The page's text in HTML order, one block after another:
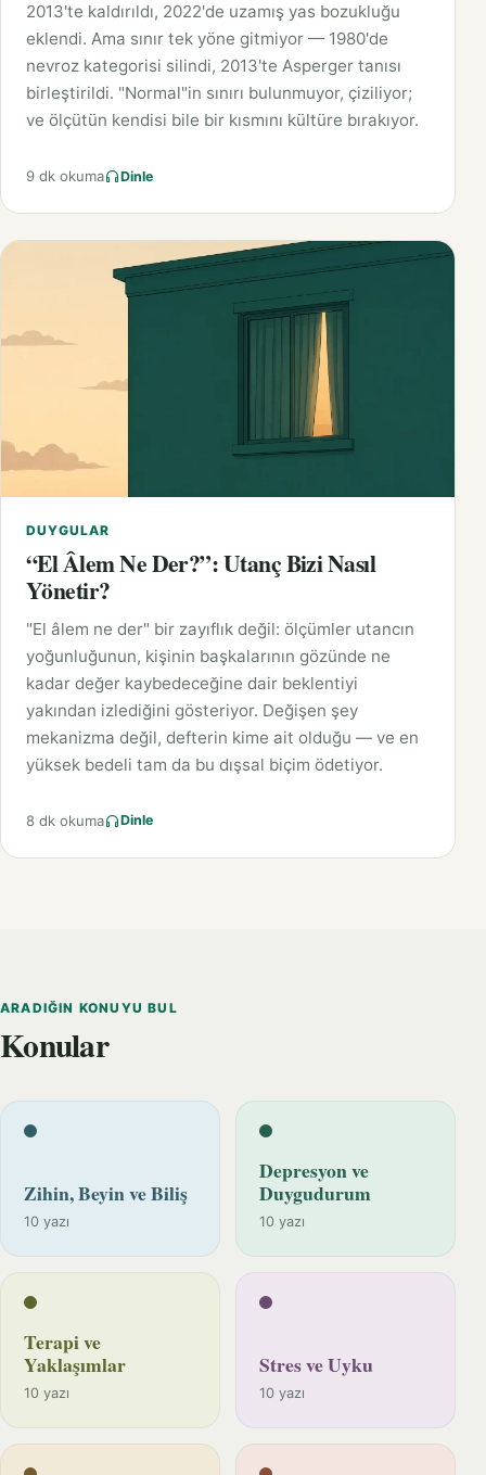
2013'te kaldırıldı, 2022'de uzamış yas bozukluğu
eklendi. Ama sınır tek yöne gitmiyor — 1980'de
nevroz kategorisi silindi, 2013'te Asperger tanısı
birleştirildi. "Normal"in sınırı bulunmuyor, çiziliyor;
ve ölçütün kendisi bile bir kısmını kültüre bırakıyor.
9 dk okuma Dinle
DUYGULAR
“El Âlem Ne Der?”: Utanç Bizi Nasıl
Yönetir?
"El âlem ne der" bir zayıflık değil: ölçümler utancın
yoğunluğunun, kişinin başkalarının gözünde ne
kadar değer kaybedeceğine dair beklentiyi
yakından izlediğini gösteriyor. Değişen şey
mekanizma değil, defterin kime ait olduğu — ve en
yüksek bedeli tam da bu dışsal biçim ödetiyor.
8 dk okuma Dinle
ARADIĞIN KONUYU BUL
Konular
Zihin, Beyin ve Biliş
10 yazı
Depresyon ve
Duygudurum
10 yazı
Terapi ve
Yaklaşımlar
10 yazı
Stres ve Uyku
10 yazı